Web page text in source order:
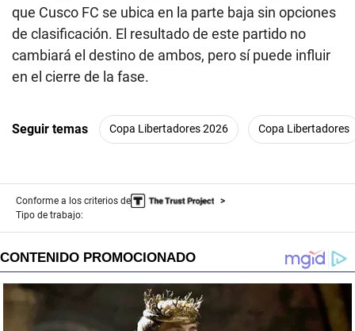
que Cusco FC se ubica en la parte baja sin opciones
de clasificación. El resultado de este partido no
cambiará el destino de ambos, pero sí puede influir
en el cierre de la fase.
Seguir temas Copa Libertadores 2026 Copa Libertadores
Conforme a los criterios de
Tipo de trabajo: